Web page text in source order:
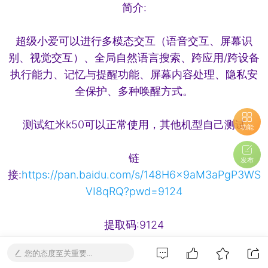
简介:
超级小爱可以进行多模态交互（语音交互、屏幕识
别、视觉交互）、全局自然语言搜索、跨应用/跨设备
执行能力、记忆与提醒功能、屏幕内容处理、隐私安
全保护、多种唤醒方式。
测试红米k50可以正常使用，其他机型自己测试
链
接:https://pan.baidu.com/s/148H6x9aM3aPgP3WS
VI8qRQ?pwd=9124
提取码:9124
链接：https://pan.quark.cn/s/bcea63028223
您的态度至关重要...
功能
发布